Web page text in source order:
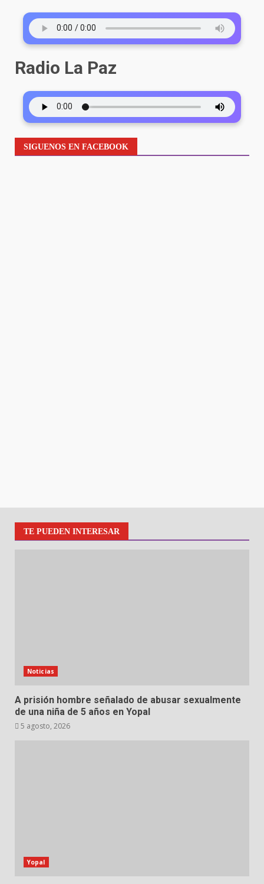
Radio La Paz
SIGUENOS EN FACEBOOK
TE PUEDEN INTERESAR
Noticias
A prisión hombre señalado de abusar sexualmente
de una niña de 5 años en Yopal
5 agosto, 2026
Yopal